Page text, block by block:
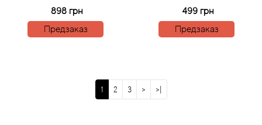
898 грн
Предзаказ
499 грн
Предзаказ
1 2 3 > >|
Bogart